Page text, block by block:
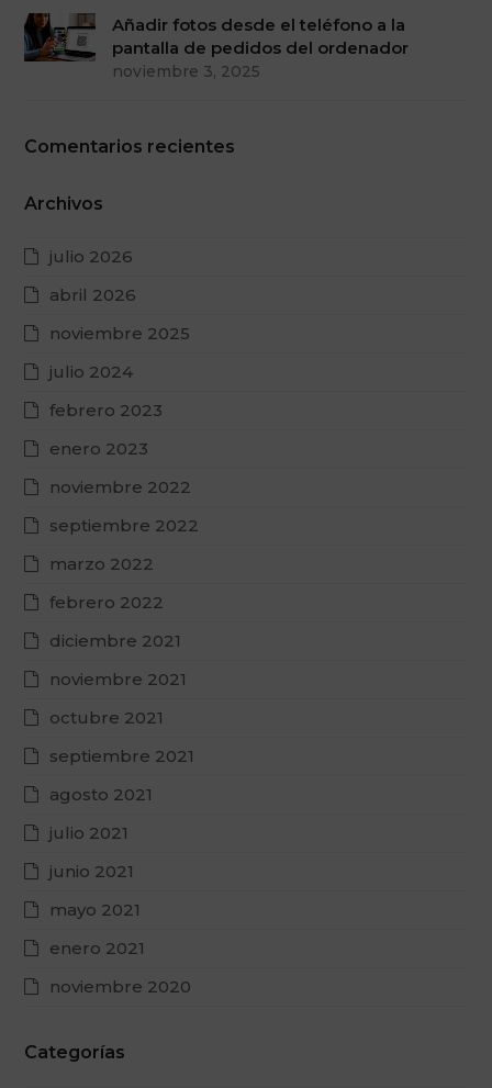
Añadir fotos desde el teléfono a la
pantalla de pedidos del ordenador
noviembre 3, 2025
Comentarios recientes
Archivos
julio 2026
abril 2026
noviembre 2025
julio 2024
febrero 2023
enero 2023
noviembre 2022
septiembre 2022
marzo 2022
febrero 2022
diciembre 2021
noviembre 2021
octubre 2021
septiembre 2021
agosto 2021
julio 2021
junio 2021
mayo 2021
enero 2021
noviembre 2020
Categorías